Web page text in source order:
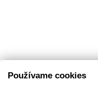
Používame cookies